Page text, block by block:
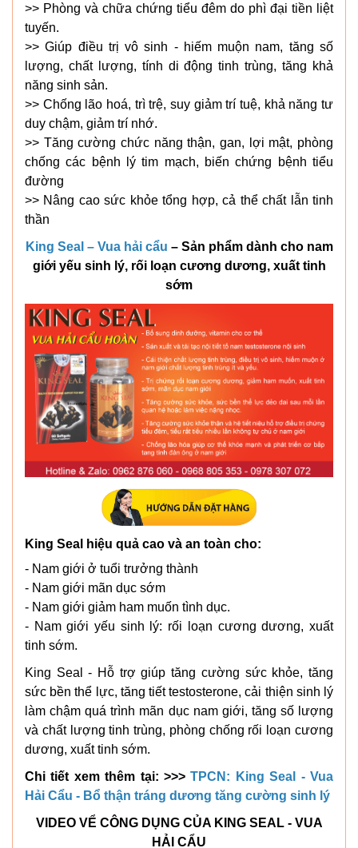
>> Phòng và chữa chứng tiểu đêm do phì đại tiền liệt
tuyến.
>> Giúp điều trị vô sinh - hiếm muộn nam, tăng số
lượng, chất lượng, tính di động tinh trùng, tăng khả
năng sinh sản.
>> Chống lão hoá, trì trệ, suy giảm trí tuệ, khả năng tư
duy chậm, giảm trí nhớ.
>> Tăng cường chức năng thận, gan, lợi mật, phòng
chống các bệnh lý tim mạch, biến chứng bệnh tiểu
đường
>> Nâng cao sức khỏe tổng hợp, cả thể chất lẫn tinh
thần
King Seal – Vua hải cẩu – Sản phẩm dành cho nam
giới yếu sinh lý, rối loạn cương dương, xuất tinh
sớm
King Seal hiệu quả cao và an toàn cho:
- Nam giới ở tuổi trưởng thành
- Nam giới mãn dục sớm
- Nam giới giảm ham muốn tình dục.
- Nam giới yếu sinh lý: rối loạn cương dương, xuất
tinh sớm.
King Seal - Hỗ trợ giúp tăng cường sức khỏe, tăng
sức bền thể lực, tăng tiết testosterone, cải thiện sinh lý
làm chậm quá trình mãn dục nam giới, tăng số lượng
và chất lượng tinh trùng, phòng chống rối loạn cương
dương, xuất tinh sớm.
Chi tiết xem thêm tại: >>>TPCN: King Seal - Vua
Hải Cẩu - Bổ thận tráng dương tăng cường sinh lý
VIDEO VỂ CÔNG DỤNG CỦA KING SEAL - VUA
HẢI CẨU